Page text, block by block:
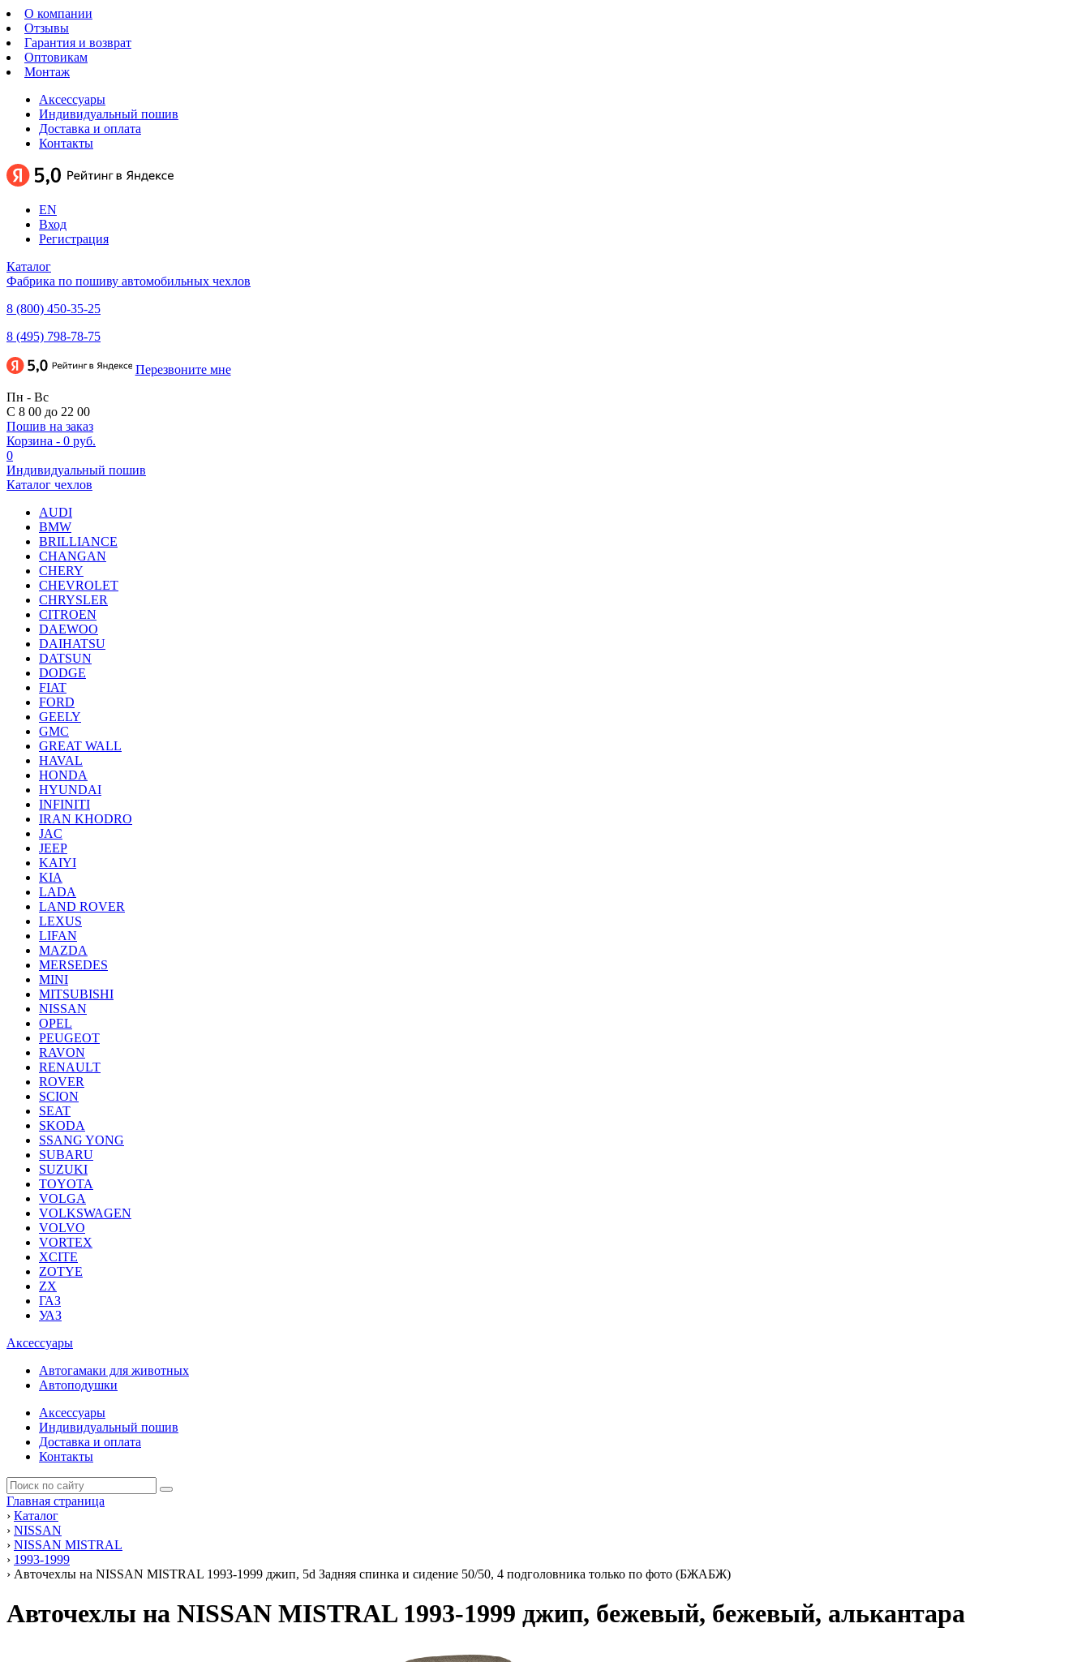
О компании
Отзывы
Гарантия и возврат
Оптовикам
Монтаж
Аксессуары
Индивидуальный пошив
Доставка и оплата
Контакты
EN
Вход
Регистрация
Каталог
Фабрика по пошиву автомобильных чехлов
8 (800) 450-35-25
8 (495) 798-78-75
Перезвоните мне
Пн - Вс
С 8 00 до 22 00
Пошив на заказ
Корзина - 0 руб.
0
Индивидуальный пошив
Каталог чехлов
AUDI
BMW
BRILLIANCE
CHANGAN
CHERY
CHEVROLET
CHRYSLER
CITROEN
DAEWOO
DAIHATSU
DATSUN
DODGE
FIAT
FORD
GEELY
GMC
GREAT WALL
HAVAL
HONDA
HYUNDAI
INFINITI
IRAN KHODRO
JAC
JEEP
KAIYI
KIA
LADA
LAND ROVER
LEXUS
LIFAN
MAZDA
MERSEDES
MINI
MITSUBISHI
NISSAN
OPEL
PEUGEOT
RAVON
RENAULT
ROVER
SCION
SEAT
SKODA
SSANG YONG
SUBARU
SUZUKI
TOYOTA
VOLGA
VOLKSWAGEN
VOLVO
VORTEX
XCITE
ZOTYE
ZX
ГАЗ
УАЗ
Аксессуары
Автогамаки для животных
Автоподушки
Аксессуары
Индивидуальный пошив
Доставка и оплата
Контакты
Главная страница
› Каталог
› NISSAN
› NISSAN MISTRAL
› 1993-1999
› Авточехлы на NISSAN MISTRAL 1993-1999 джип, 5d Задняя спинка и сидение 50/50, 4 подголовника только по фото (БЖАБЖ)
Авточехлы на NISSAN MISTRAL 1993-1999 джип, бежевый, бежевый, алькантара